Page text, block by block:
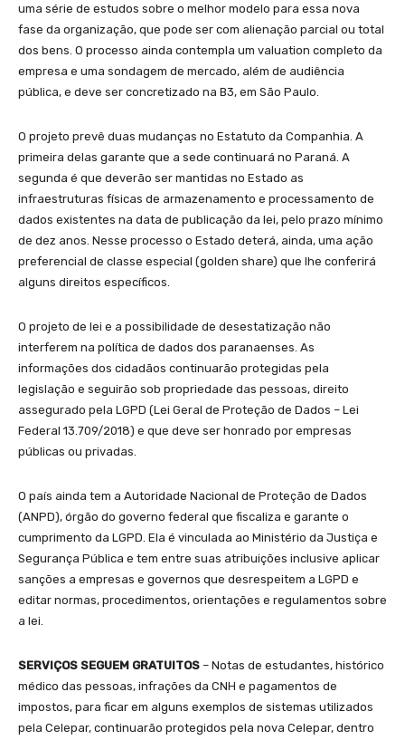
uma série de estudos sobre o melhor modelo para essa nova
fase da organização, que pode ser com alienação parcial ou total
dos bens. O processo ainda contempla um valuation completo da
empresa e uma sondagem de mercado, além de audiência
pública, e deve ser concretizado na B3, em São Paulo.
O projeto prevê duas mudanças no Estatuto da Companhia. A
primeira delas garante que a sede continuará no Paraná. A
segunda é que deverão ser mantidas no Estado as
infraestruturas físicas de armazenamento e processamento de
dados existentes na data de publicação da lei, pelo prazo mínimo
de dez anos. Nesse processo o Estado deterá, ainda, uma ação
preferencial de classe especial (golden share) que lhe conferirá
alguns direitos específicos.
O projeto de lei e a possibilidade de desestatização não
interferem na política de dados dos paranaenses. As
informações dos cidadãos continuarão protegidas pela
legislação e seguirão sob propriedade das pessoas, direito
assegurado pela LGPD (Lei Geral de Proteção de Dados – Lei
Federal 13.709/2018) e que deve ser honrado por empresas
públicas ou privadas.
O país ainda tem a Autoridade Nacional de Proteção de Dados
(ANPD), órgão do governo federal que fiscaliza e garante o
cumprimento da LGPD. Ela é vinculada ao Ministério da Justiça e
Segurança Pública e tem entre suas atribuições inclusive aplicar
sanções a empresas e governos que desrespeitem a LGPD e
editar normas, procedimentos, orientações e regulamentos sobre
a lei.
SERVIÇOS SEGUEM GRATUITOS – Notas de estudantes, histórico
médico das pessoas, infrações da CNH e pagamentos de
impostos, para ficar em alguns exemplos de sistemas utilizados
pela Celepar, continuarão protegidos pela nova Celepar, dentro